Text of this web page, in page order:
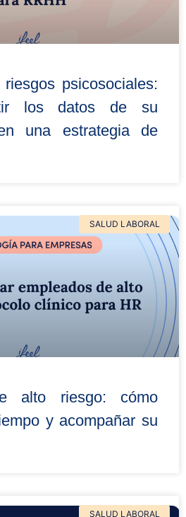
psicosociales:
los datos de su
una estrategia de
SALUD LABORAL
alto riesgo: cómo
y acompañar su
SALUD LABORAL